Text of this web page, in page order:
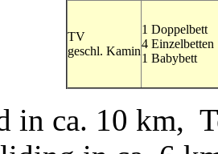
TV
geschl. Kamin
1 Doppelbett
4 Einzelbetten
1 Babybett
in ca. 10 km,